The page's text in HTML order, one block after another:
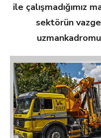
ile çalışmadığımız
sektörün
uzman